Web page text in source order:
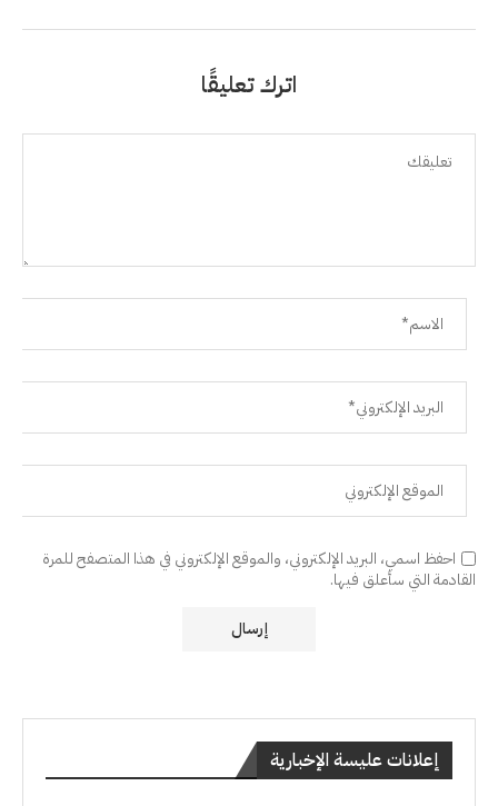
اترك تعليقًا
احفظ اسمي، البريد الإلكتروني، والموقع الإلكتروني في هذا المتصفح للمرة
القادمة التي سأعلق فيها.
إعلانات عليسة الإخبارية